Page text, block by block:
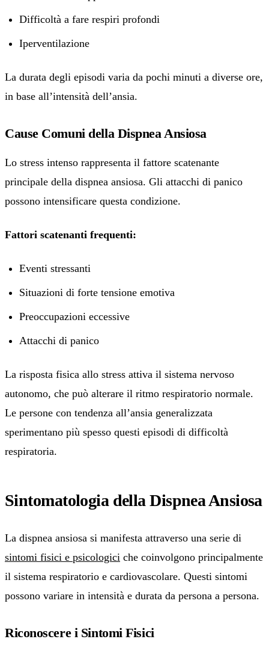
Difficoltà a fare respiri profondi
Iperventilazione
La durata degli episodi varia da pochi minuti a diverse ore,
in base all’intensità dell’ansia.
Cause Comuni della Dispnea Ansiosa
Lo stress intenso rappresenta il fattore scatenante
principale della dispnea ansiosa. Gli attacchi di panico
possono intensificare questa condizione.
Fattori scatenanti frequenti:
Eventi stressanti
Situazioni di forte tensione emotiva
Preoccupazioni eccessive
Attacchi di panico
La risposta fisica allo stress attiva il sistema nervoso
autonomo, che può alterare il ritmo respiratorio normale.
Le persone con tendenza all’ansia generalizzata
sperimentano più spesso questi episodi di difficoltà
respiratoria.
Sintomatologia della Dispnea Ansiosa
La dispnea ansiosa si manifesta attraverso una serie di
sintomi fisici e psicologici che coinvolgono principalmente
il sistema respiratorio e cardiovascolare. Questi sintomi
possono variare in intensità e durata da persona a persona.
Riconoscere i Sintomi Fisici